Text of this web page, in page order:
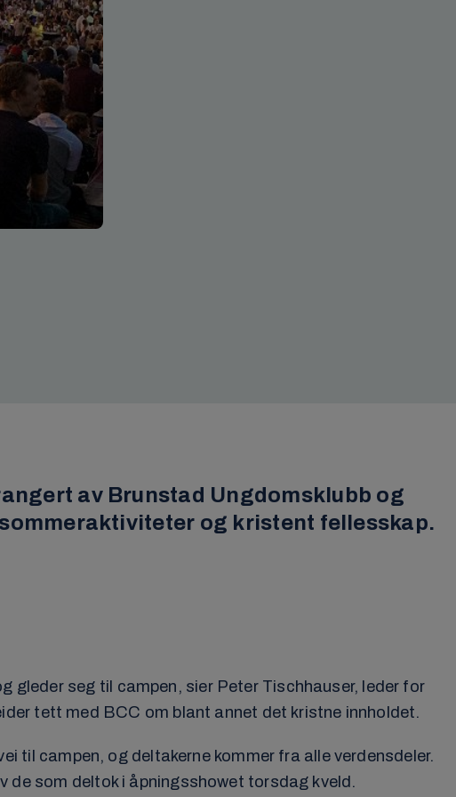
av Brunstad Ungdomsklubb og
og kristent fellesskap.
gleder seg til campen, sier Peter Tischhauser, leder for
tett med BCC om blant annet det kristne innholdet.
til campen, og deltakerne kommer fra alle verdensdeler.
de som deltok i åpningsshowet torsdag kveld.